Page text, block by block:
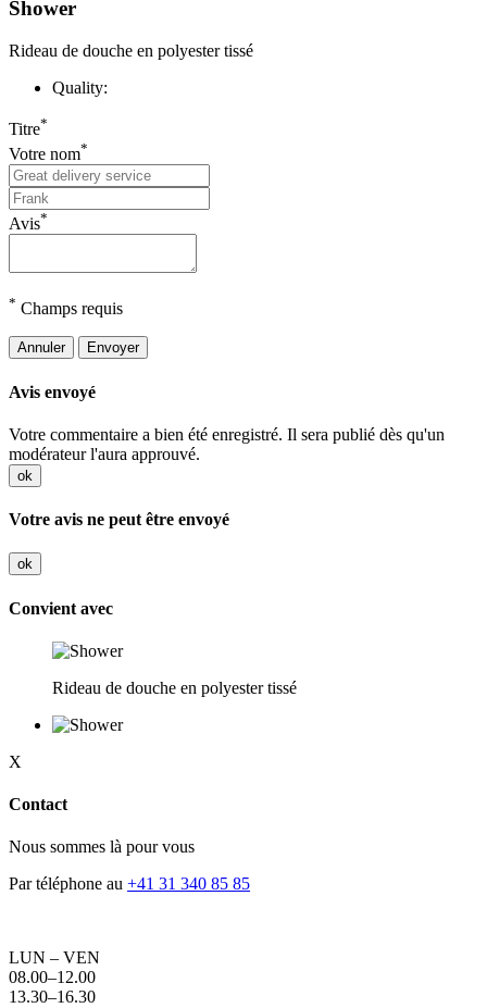
Shower
Rideau de douche en polyester tissé
Quality:
Titre*
Votre nom*
Avis*
* Champs requis
Annuler Envoyer
Avis envoyé
Votre commentaire a bien été enregistré. Il sera publié dès qu'un
modérateur l'aura approuvé.
ok
Votre avis ne peut être envoyé
ok
Convient avec
Rideau de douche en polyester tissé
X
Contact
Nous sommes là pour vous
Par téléphone au +41 31 340 85 85
LUN – VEN
08.00–12.00
13.30–16.30